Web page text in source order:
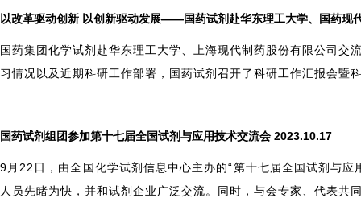
以改革驱动创新 以创新驱动发展——国药试剂赴华东理工大学、国药现
国药集团化学试剂赴华东理工大学、上海现代制药股份有限公司
习情况以及近期科研工作部署，国药试剂召开了科研工作汇报会暨
国药试剂组团参加第十七届全国试剂与应用技术交流会 2023.10.17
9 月22日，由全国化学试剂信息中心主办的“第十七届全国试剂与
人员先睹为快，并和试剂企业广泛交流。同时，与会专家、代表